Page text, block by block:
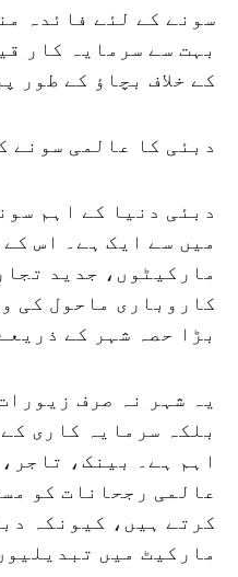
سونے کے لئے فائدہ
بہت سے سرمایہ کار
کے خلاف بچاؤ کے طور
دبئی کا عالمی سونے
دبئی دنیا کے اہم
میں سے ایک ہے۔ اس
مارکیٹوں، جدید
کاروباری ماحول کی
بڑا حصہ شہر کے
یہ شہر نہ صرف
بلکہ سرمایہ کاری
اہم ہے۔ بینک،
عالمی رجحانات کو
کرتے ہیں، کیونکہ
مارکیٹ میں